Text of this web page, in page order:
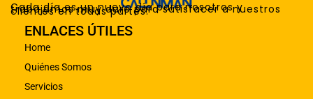
Cada día es un nuevo día para nosotros y
trabajamos muy duro para satisfacer a nuestros
clientes en todas partes.
ENLACES ÚTILES
Home
Quiénes Somos
Servicios